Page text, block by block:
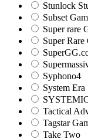
Stunlock
Subset
Super rare
Super
Syphono4
System
Tactical
Tagstar
Take Two